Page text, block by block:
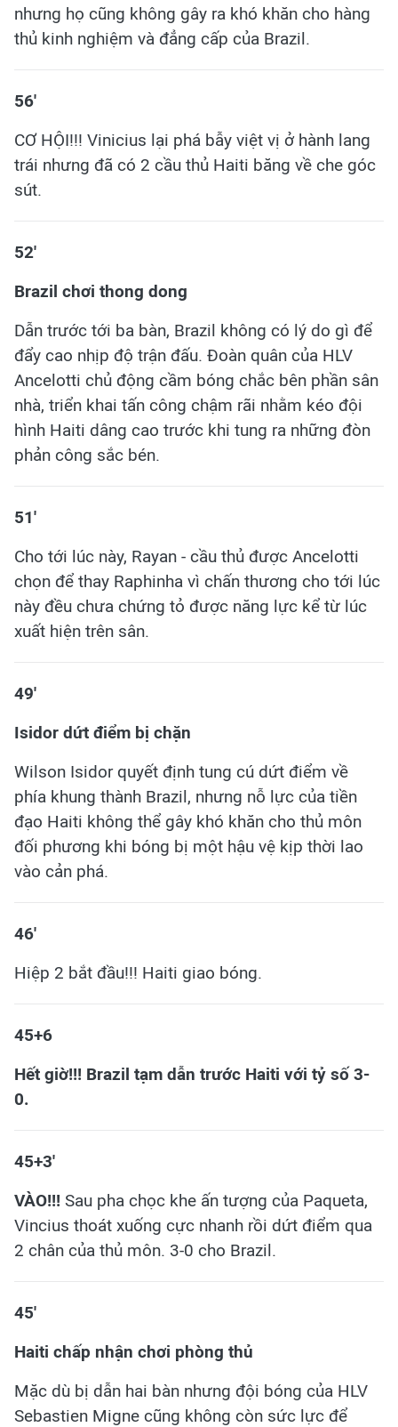
nhưng họ cũng không gây ra khó khăn cho hàng
thủ kinh nghiệm và đẳng cấp của Brazil.
​56'
CƠ HỘI!!! Vinicius lại phá bẫy việt vị ở hành lang
trái nhưng đã có 2 cầu thủ Haiti băng về che góc
sút.
52'
Brazil chơi thong dong
Dẫn trước tới ba bàn, Brazil không có lý do gì để
đẩy cao nhịp độ trận đấu. Đoàn quân của HLV
Ancelotti chủ động cầm bóng chắc bên phần sân
nhà, triển khai tấn công chậm rãi nhằm kéo đội
hình Haiti dâng cao trước khi tung ra những đòn
phản công sắc bén.
51'
Cho tới lúc này, Rayan - cầu thủ được Ancelotti
chọn để thay Raphinha vì chấn thương cho tới lúc
này đều chưa chứng tỏ được năng lực kể từ lúc
xuất hiện trên sân.
49'
Isidor dứt điểm bị chặn
Wilson Isidor quyết định tung cú dứt điểm về
phía khung thành Brazil, nhưng nỗ lực của tiền
đạo Haiti không thể gây khó khăn cho thủ môn
đối phương khi bóng bị một hậu vệ kịp thời lao
vào cản phá.
46'
Hiệp 2 bắt đầu!!! Haiti giao bóng.
45+6
Hết giờ!!! Brazil tạm dẫn trước Haiti với tỷ số 3-
0.
45+3'
VÀO!!! Sau pha chọc khe ấn tượng của Paqueta,
Vincius thoát xuống cực nhanh rồi dứt điểm qua
2 chân của thủ môn. 3-0 cho Brazil.
45'
Haiti chấp nhận chơi phòng thủ
Mặc dù bị dẫn hai bàn nhưng đội bóng của HLV
Sebastien Migne cũng không còn sức lực để